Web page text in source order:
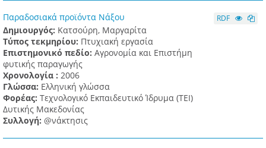
Παραδοσιακά προϊόντα Νάξου
Δημιουργός: Κατσούρη, Μαργαρίτα
Τύπος τεκμηρίου: Πτυχιακή εργασία
Επιστημονικό πεδίο: Αγρονομία και Επιστήμη
φυτικής παραγωγής
Χρονολογία : 2006
Γλώσσα: Ελληνική γλώσσα
Φορέας: Τεχνολογικό Εκπαιδευτικό Ίδρυμα (ΤΕΙ)
Δυτικής Μακεδονίας
Συλλογή: @νάκτησις
RDF